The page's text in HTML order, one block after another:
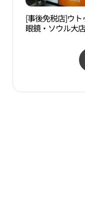
[事後免税店]ウト
眼鏡・ソウル大